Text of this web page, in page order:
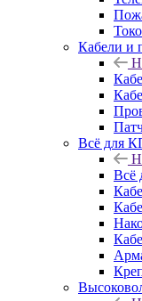
Кабели и
Всё для
Всё